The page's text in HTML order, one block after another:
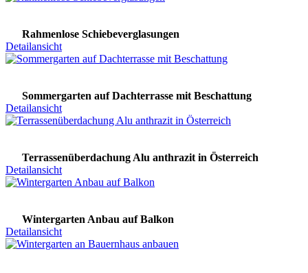
Rahmenlose Schiebeverglasungen
Detailansicht
Sommergarten auf Dachterrasse mit Beschattung
Detailansicht
Terrassenüberdachung Alu anthrazit in Österreich
Detailansicht
Wintergarten Anbau auf Balkon
Detailansicht